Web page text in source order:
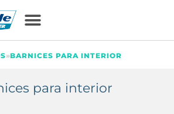
»BARNICES PARA INTERIOR
para interior